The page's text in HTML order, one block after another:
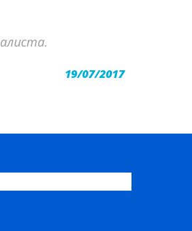
19/07/2017